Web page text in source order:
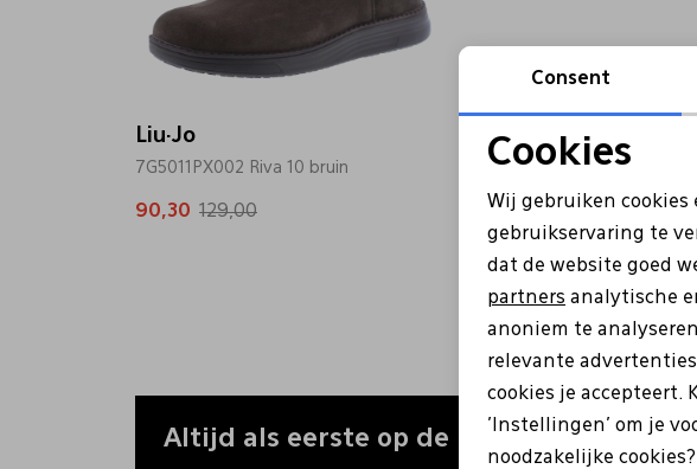
Liu·Jo
7G5011PX002 Riva 10 bruin
90,30 129,00
Altijd als eerste op de hoogte zijn?
Noodzakelijke
Analytische cookies
Consent
Cookies
Wij gebruiken
gebruikservaring te
dat de website goed
partners analytische
anoniem te
relevante
cookies je accepteert.
'Instellingen' om je
noodzakelijke